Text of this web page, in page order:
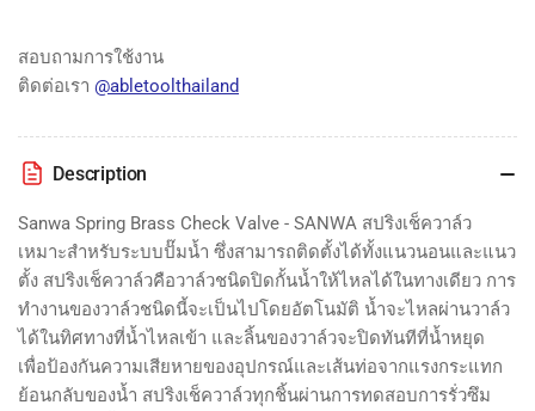
Check
Valve
SANWA
Valve
SANWA
สอบถามการใช้งาน
ติดต่อเรา @abletoolthailand
Description
Sanwa Spring Brass Check Valve - SANWA สปริงเช็ควาล์ว
เหมาะสำหรับระบบปั๊มน้ำ ซึ่งสามารถติดตั้งได้ทั้งแนวนอนและแนว
ตั้ง สปริงเช็ควาล์วคือวาล์วชนิดปิดกั้นน้ำให้ไหลได้ในทางเดียว การ
ทำงานของวาล์วชนิดนี้จะเป็นไปโดยอัตโนมัติ น้ำจะไหลผ่านวาล์ว
ได้ในทิศทางที่น้ำไหลเข้า และลิ้นของวาล์วจะปิดทันทีที่น้ำหยุด
เพื่อป้องกันความเสียหายของอุปกรณ์และเส้นท่อจากแรงกระแทก
ย้อนกลับของน้ำ สปริงเช็ควาล์วทุกชิ้นผ่านการทดสอบการรั่วซึม